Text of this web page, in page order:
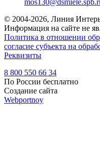
© 2004-2026, Линия
Информация на сайте не
Политика в отношении
согласие субъекта на
Реквизиты
8 800 550 66 34
По России бесплатно
Создание сайта
Webportnoy